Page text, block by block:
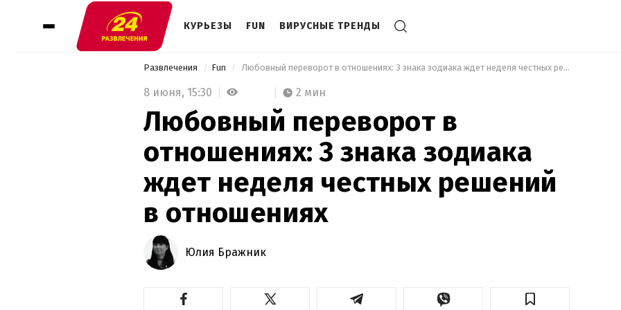
КУРЬЕЗЫ FUN ВИРУСНЫЕ ТРЕНДЫ
Развлечения Fun Любовный переворот в отношениях: 3 знака зодиака ждет неделя честных решений в отношениях
8 июня, 15:30 2 мин
Любовный переворот в
отношениях: 3 знака зодиака
ждет неделя честных решений
в отношениях
Юлия Бражник